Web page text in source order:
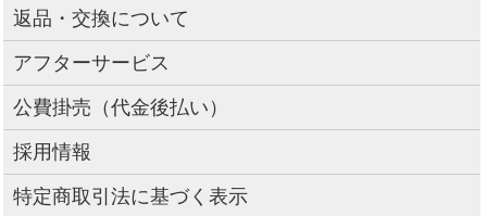
返品・交換について
アフターサービス
公費掛売（代金後払い）
採用情報
特定商取引法に基づく表示